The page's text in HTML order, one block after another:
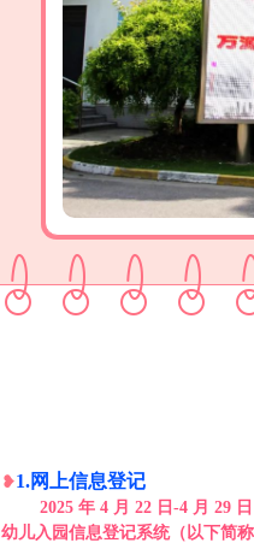
❥1.网上信息登记
2025 年 4 月 22 日-4 月 29
幼儿入园信息登记系统（以下简